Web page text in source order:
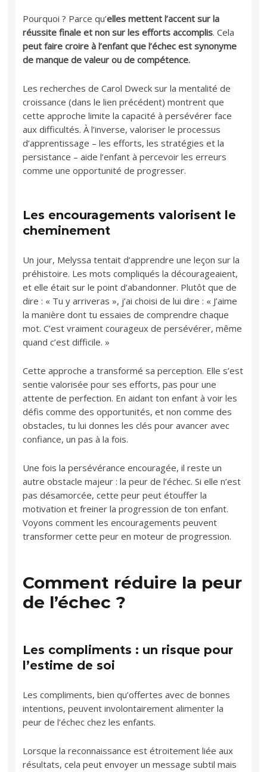
Pourquoi ? Parce qu’elles mettent l’accent sur la
réussite finale et non sur les efforts accomplis. Cela
peut faire croire à l’enfant que l’échec est synonyme
de manque de valeur ou de compétence.
Les recherches de Carol Dweck sur la mentalité de
croissance (dans le lien précédent) montrent que
cette approche limite la capacité à persévérer face
aux difficultés. À l’inverse, valoriser le processus
d’apprentissage – les efforts, les stratégies et la
persistance – aide l’enfant à percevoir les erreurs
comme une opportunité de progresser.
Les encouragements valorisent le
cheminement
Un jour, Melyssa tentait d’apprendre une leçon sur la
préhistoire. Les mots compliqués la décourageaient,
et elle était sur le point d’abandonner. Plutôt que de
dire : « Tu y arriveras », j’ai choisi de lui dire : « J’aime
la manière dont tu essaies de comprendre chaque
mot. C’est vraiment courageux de persévérer, même
quand c’est difficile. »
Cette approche a transformé sa perception. Elle s’est
sentie valorisée pour ses efforts, pas pour une
attente de perfection. En aidant ton enfant à voir les
défis comme des opportunités, et non comme des
obstacles, tu lui donnes les clés pour avancer avec
confiance, un pas à la fois.
Une fois la persévérance encouragée, il reste un
autre obstacle majeur : la peur de l’échec. Si elle n’est
pas désamorcée, cette peur peut étouffer la
motivation et freiner la progression de ton enfant.
Voyons comment les encouragements peuvent
transformer cette peur en moteur de progression.
Comment réduire la peur
de l’échec ?
Les compliments : un risque pour
l’estime de soi
Les compliments, bien qu’offertes avec de bonnes
intentions, peuvent involontairement alimenter la
peur de l’échec chez les enfants.
Lorsque la reconnaissance est étroitement liée aux
résultats, cela peut envoyer un message subtil mais